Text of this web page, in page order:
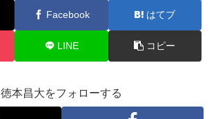
Facebook はてブ
LINE コピー
徳本昌大をフォローする